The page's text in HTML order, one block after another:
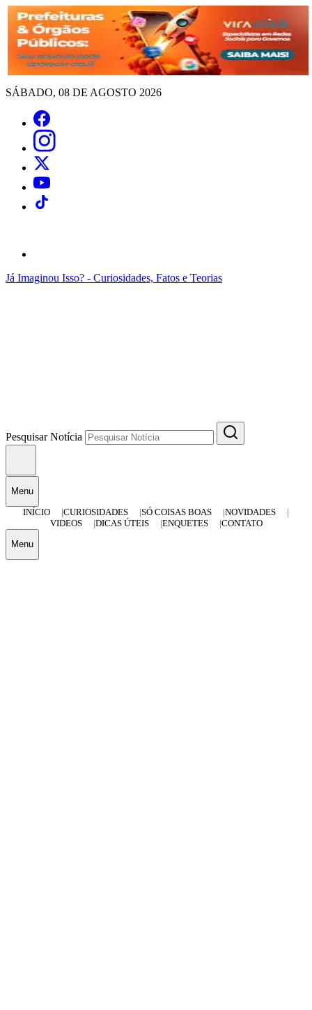
SÁBADO, 08 DE AGOSTO 2026
Já Imaginou Isso? - Curiosidades, Fatos e Teorias
Pesquisar Notícia
Menu
INÍCIO
CURIOSIDADES SÓ COISAS BOAS
NOVIDADES
VIDEOS
DICAS ÚTEIS ENQUETES CONTATO
Menu